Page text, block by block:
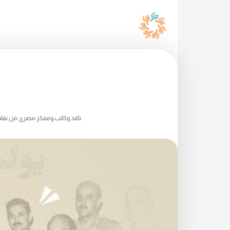
ناقد وكاتب ومفكر مصري من نقاد